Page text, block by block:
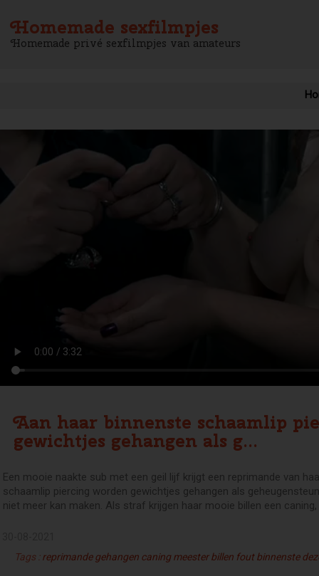
Homemade sexfilmpjes
Homemade privé sexfilmpjes van amateurs
Aan haar binnenste schaamlip
gewichtjes gehangen als g...
Een mooie naakte sub met een geil lijf krijgt een reprimande van
schaamlip piercing worden gewichtjes gehangen als
niet meer kan maken. Als straf krijgen haar mooie billen een caning,
Tags :reprimande gehangen caning meester billen fout binnenste